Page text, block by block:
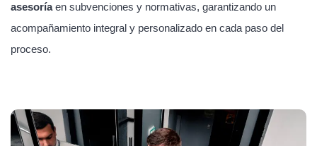
asesoríaen subvenciones y normativas, garantizando un
acompañamiento integral y personalizado en cada paso del
proceso.